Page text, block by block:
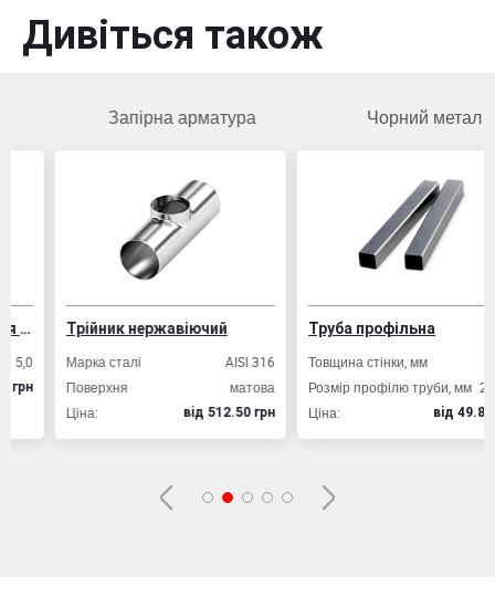
Дивіться також
Запірна арматура
Трійник нержавіючий
Марка сталі
AISI 316
Поверхня
матова
вiд 512.50 грн
Чорний метал
Труба профільна
Товщина стінки, мм
Розмір профілю труби, мм 20х20
Ціна:
вiд 49.80 грн